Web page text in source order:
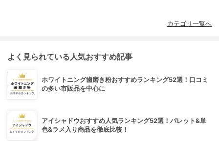
カテゴリ一覧へ
よく見られている人気おすすめ記事
ホワイトニング歯磨き粉おすすめランキング52選！口コミ
の多い市販品を中心に
アイシャドウおすすめ人気ランキング52選！パレット&単
色&ラメ入り商品を徹底比較！